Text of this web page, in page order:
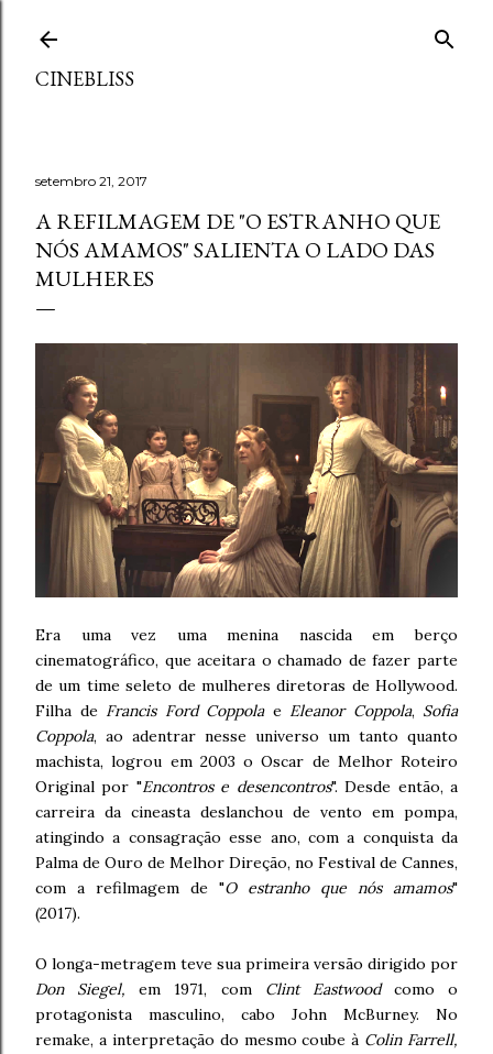
CINEBLISS
setembro 21, 2017
A REFILMAGEM DE "O ESTRANHO QUE
NÓS AMAMOS" SALIENTA O LADO DAS
MULHERES
Era uma vez uma menina nascida em berço
cinematográfico, que aceitara o chamado de fazer parte
de um time seleto de mulheres diretoras de Hollywood.
Filha de Francis Ford Coppolae Eleanor Coppola, Sofia
Coppola, ao adentrar nesse universo um tanto quanto
machista, logrou em 2003 o Oscar de Melhor Roteiro
Original por "Encontros e desencontros". Desde então, a
carreira da cineasta deslanchou de vento em pompa,
atingindo a consagração esse ano, com a conquista da
Palma de Ouro de Melhor Direção, no Festival de Cannes,
com a refilmagem de "O estranho que nós amamos"
(2017).
O longa-metragem teve sua primeira versão dirigido por
Don Siegel, em 1971, com Clint Eastwood como o
protagonista masculino, cabo John McBurney. No
remake, a interpretação do mesmo coube à Colin Farrell,